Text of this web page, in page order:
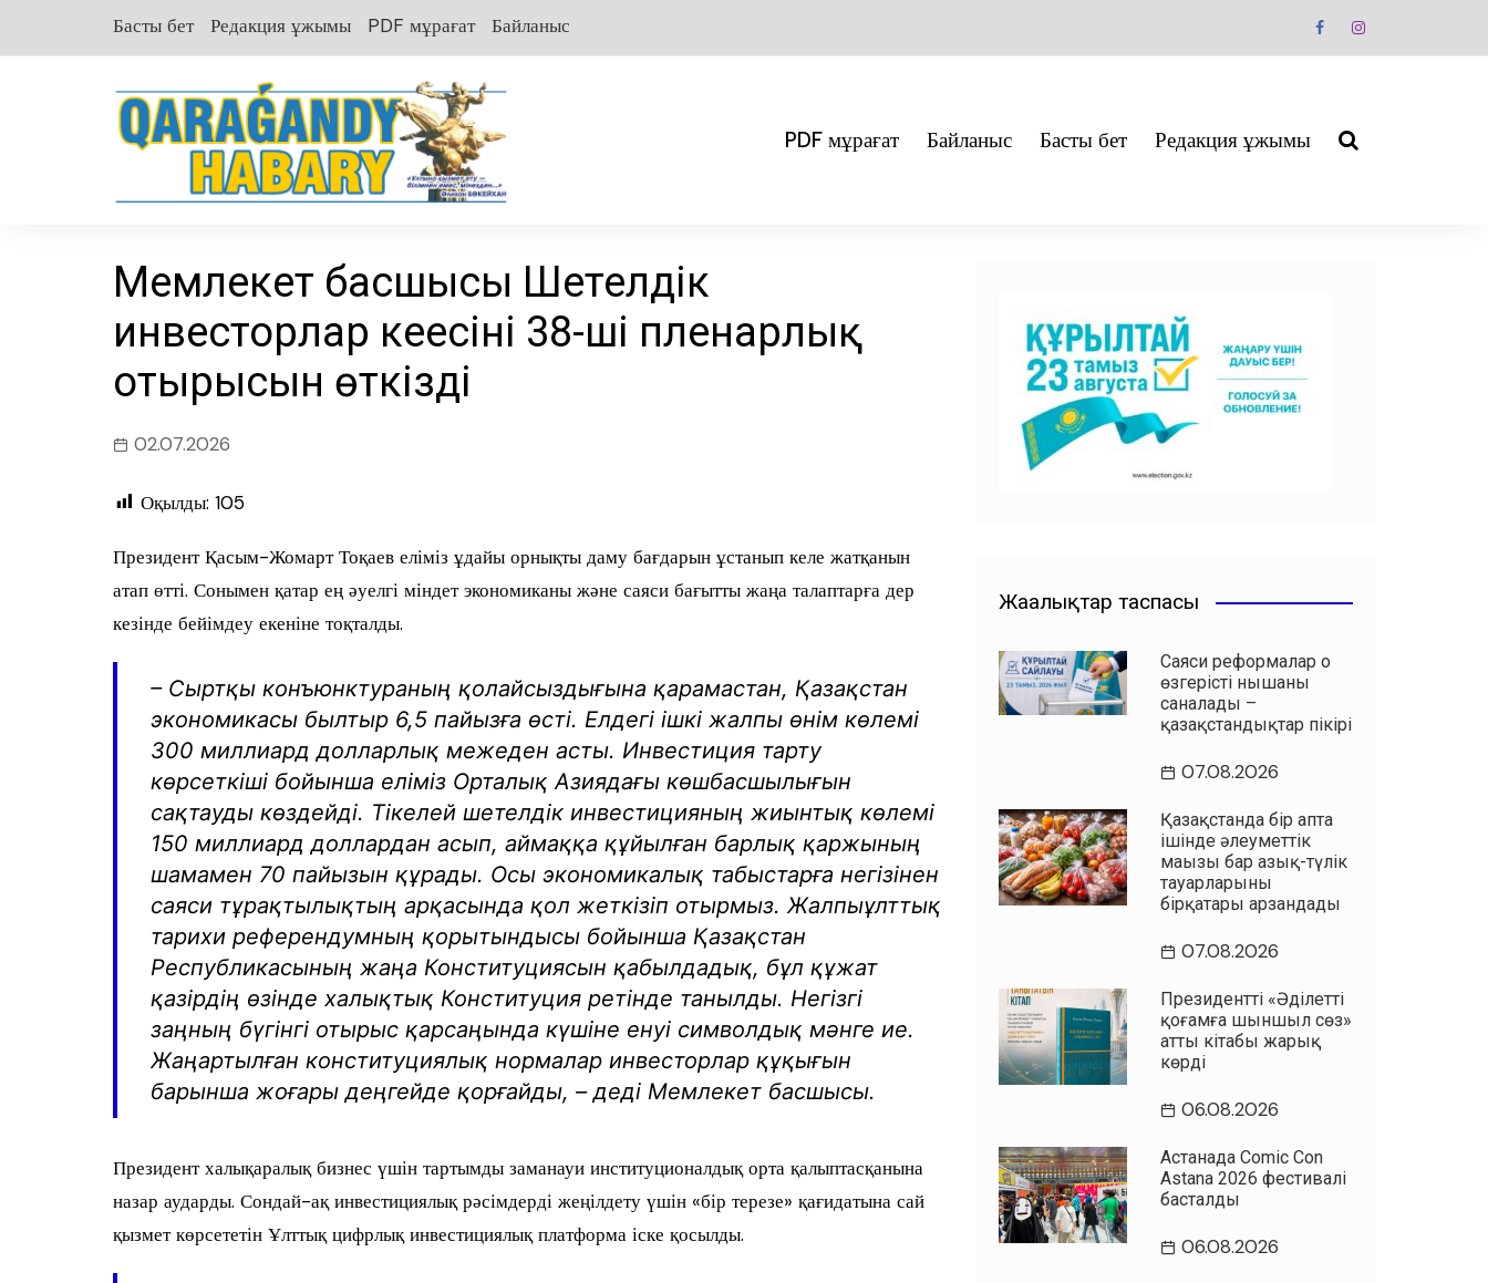
Басты бет Редакция ұжымы PDF мұрағат Байланыс
PDF мұрағат Байланыс Басты бет Редакция ұжымы
Мемлекет басшысы Шетелдік
инвесторлар кеңесінің 38-ші пленарлық
отырысын өткізді
02.07.2026
Оқылды: 105
Президент Қасым-Жомарт Тоқаев еліміз ұдайы орнықты даму бағдарын ұстанып келе жатқанын
атап өтті. Сонымен қатар ең әуелгі міндет экономиканы және саяси бағытты жаңа талаптарға дер
кезінде бейімдеу екеніне тоқталды.
– Сыртқы конъюнктураның қолайсыздығына қарамастан, Қазақстан
экономикасы былтыр 6,5 пайызға өсті. Елдегі ішкі жалпы өнім көлемі
300 миллиард долларлық межеден асты. Инвестиция тарту
көрсеткіші бойынша еліміз Орталық Азиядағы көшбасшылығын
сақтауды көздейді. Тікелей шетелдік инвестицияның жиынтық көлемі
150 миллиард доллардан асып, аймаққа құйылған барлық қаржының
шамамен 70 пайызын құрады. Осы экономикалық табыстарға негізінен
саяси тұрақтылықтың арқасында қол жеткізіп отырмыз. Жалпыұлттық
тарихи референдумның қорытындысы бойынша Қазақстан
Республикасының жаңа Конституциясын қабылдадық, бұл құжат
қазірдің өзінде халықтық Конституция ретінде танылды. Негізгі
заңның бүгінгі отырыс қарсаңында күшіне енуі символдық мәнге ие.
Жаңартылған конституциялық нормалар инвесторлар құқығын
барынша жоғары деңгейде қорғайды, – деді Мемлекет басшысы.
Президент халықаралық бизнес үшін тартымды заманауи институционалдық орта қалыптасқанына
назар аударды. Сондай-ақ инвестициялық рәсімдерді жеңілдету үшін «бір терезе» қағидатына сай
қызмет көрсететін Ұлттық цифрлық инвестициялық платформа іске қосылды.
Жаңалықтар таспасы
Саяси реформалар оң
өзгерістің нышаны
саналады –
қазақстандықтар пікірі
07.08.2026
Қазақстанда бір апта
ішінде әлеуметтік
маңызы бар азық-түлік
тауарларының
бірқатары арзандады
07.08.2026
Президенттің «Әділетті
қоғамға шыншыл сөз»
атты кітабы жарық
көрді
06.08.2026
Астанада Comic Con
Astana 2026 фестивалі
басталды
06.08.2026